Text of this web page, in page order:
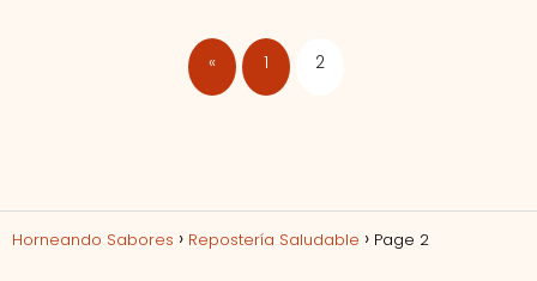
« 1 2
Horneando Sabores Repostería Saludable Page 2